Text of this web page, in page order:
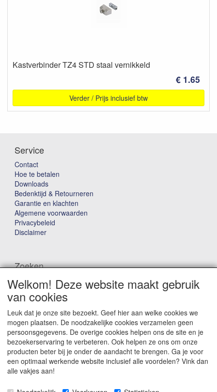
Kastverbinder TZ4 STD staal vernikkeld
€ 1.65
Verder / Prijs inclusief btw
Service
Contact
Hoe te betalen
Downloads
Bedenktijd & Retourneren
Garantie en klachten
Algemene voorwaarden
Privacybeleid
Disclaimer
Zoeken
Waar ben je naar op zoek?
Winkelwagen
Uw winkelwagen is leeg
Welkom! Deze website maakt gebruik
van cookies
Leuk dat je onze site bezoekt. Geef hier aan welke cookies we
mogen plaatsen. De noodzakelijke cookies verzamelen geen
persoonsgegevens. De overige cookies helpen ons de site en je
bezoekerservaring te verbeteren. Ook helpen ze ons om onze
producten beter bij je onder de aandacht te brengen. Ga je voor
een optimaal werkende website inclusief alle voordelen? Vink dan
alle vakjes aan!